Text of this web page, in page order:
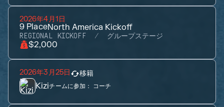
2026年4月1日
9 PlaceNorth America Kickoff
REGIONAL KICKOFF グループステージ
$2,000
2026年3月25日 移籍
Kiziチームに参加： コーチ